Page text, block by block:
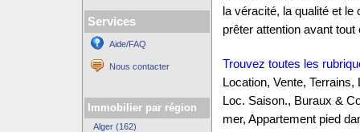
Services
Aide/FAQ
Nous contacter
Immobilier par région
Alger (162)
la véracité, la qualité et
prêter attention avant tout
Trouvez toutes les
Location, Vente,
Loc. Saison., Buraux &
mer, Appartement pied